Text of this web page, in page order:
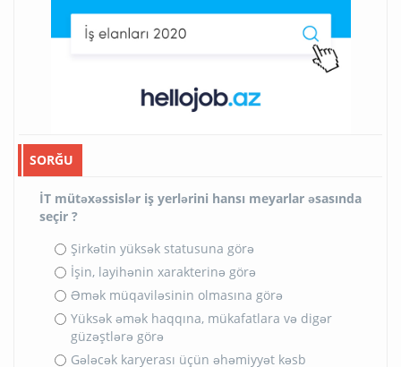
SORĞU
İT mütəxəssislər iş yerlərini hansı meyarlar əsasında
seçir ?
Şirkətin yüksək statusuna görə
İşin, layihənin xarakterinə görə
Əmək müqaviləsinin olmasına görə
Yüksək əmək haqqına, mükafatlara və digər
güzəştlərə görə
Gələcək karyerası üçün əhəmiyyət kəsb